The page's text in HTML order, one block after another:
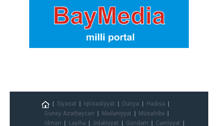
Siyasət İqtisadiyyat Dünya
Hadisə
Güney Azərbaycan
Mədəniyyət
Müsahibə
İdman
Layihə Ədəbiyyat Gündəm Cəmiyyət